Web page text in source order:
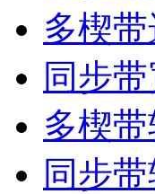
多楔
同步
多楔
同步